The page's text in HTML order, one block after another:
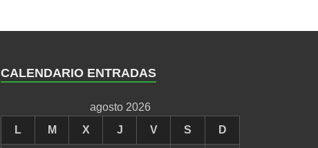
CALENDARIO ENTRADAS
agosto 2026
L
M X J V S D